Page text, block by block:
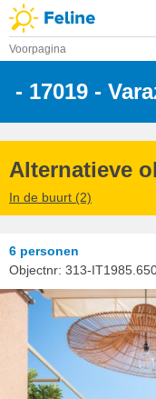
Voorpagina
- 17019 -
Alternatieve
In de buurt (2)
6 personen
Objectnr: 313-